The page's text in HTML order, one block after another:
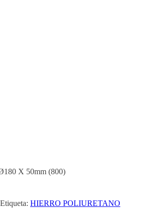
X 50mm (800)
Etiqueta: HIERRO POLIURETANO